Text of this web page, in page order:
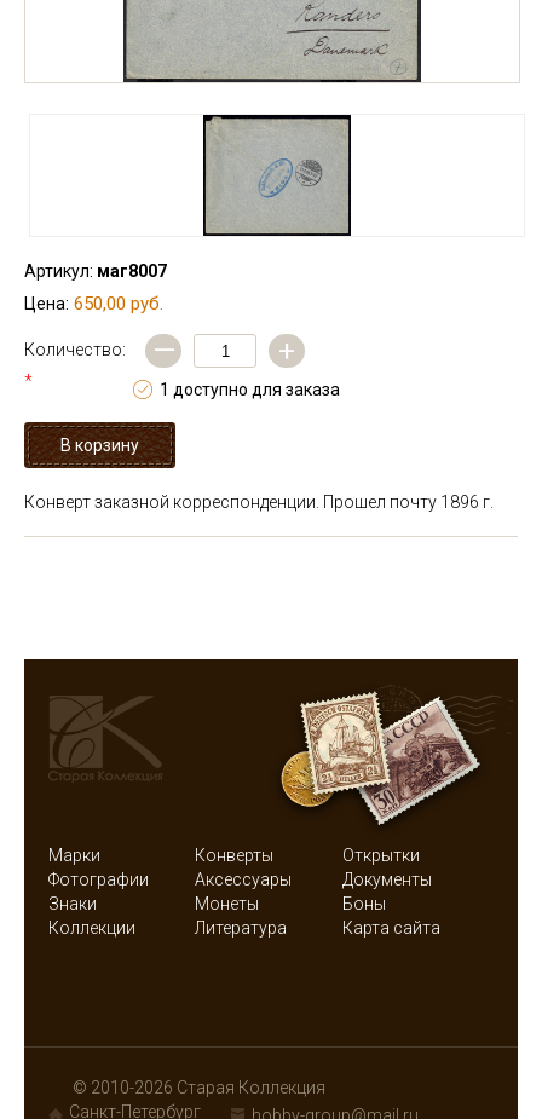
Артикул: маг8007
Цена: 650,00 руб.
Количество:
*
— +
1 доступно для заказа
Конверт заказной корреспонденции. Прошел почту 1896 г.
Марки Конверты
Открытки
Фотографии
Аксессуары
Документы
Знаки
Монеты
Боны
Коллекции
Литература Карта сайта
© 2010-2026 Старая Коллекция
Санкт-Петербург